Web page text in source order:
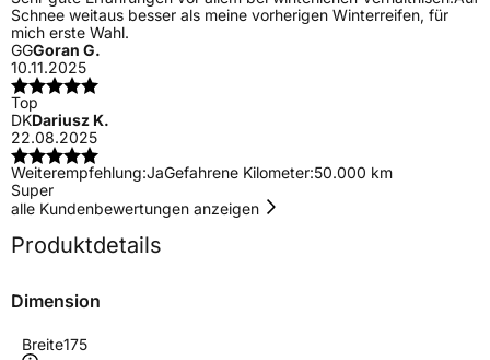
Schnee weitaus besser als meine vorherigen Winterreifen, für
mich erste Wahl.
GGGoran G.
10.11.2025
Top
DKDariusz K.
22.08.2025
Weiterempfehlung:JaGefahrene Kilometer:50.000 km
Super
alle Kundenbewertungen anzeigen
Produktdetails
Dimension
Breite175